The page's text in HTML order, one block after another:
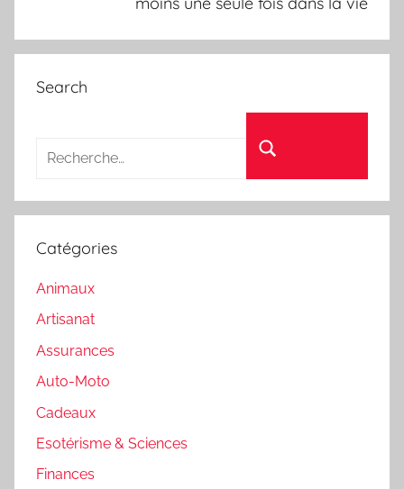
Search
Catégories
Animaux
Artisanat
Assurances
Auto-Moto
Cadeaux
Esotérisme & Sciences
Finances